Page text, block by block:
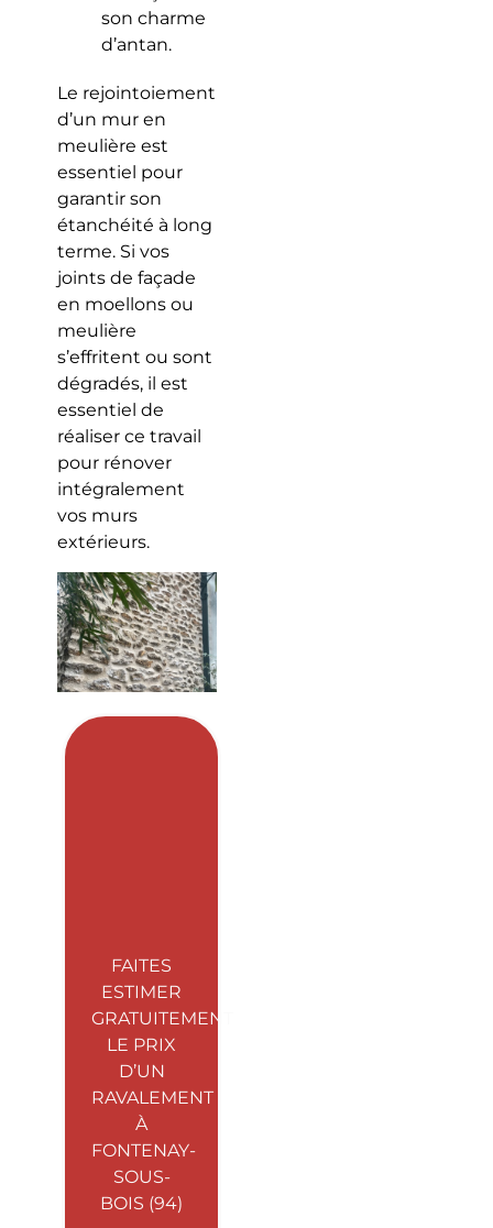
son charme
d’antan.
Le rejointoiement
d’un mur en
meulière est
essentiel pour
garantir son
étanchéité à long
terme. Si vos
joints de façade
en moellons ou
meulière
s’effritent ou sont
dégradés, il est
essentiel de
réaliser ce travail
pour rénover
intégralement
vos murs
extérieurs.
FAITES
ESTIMER
GRATUITEMENT
LE PRIX
D’UN
RAVALEMENT
À
FONTENAY-
SOUS-
BOIS (94)